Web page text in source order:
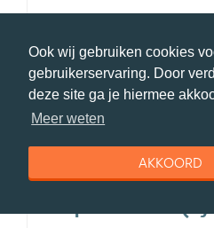
Ook wij gebruiken cookies
gebruikerservaring. Door
deze site ga je hiermee
Meer weten
AKKOORD
Mooi
imposant
indrukwekkend